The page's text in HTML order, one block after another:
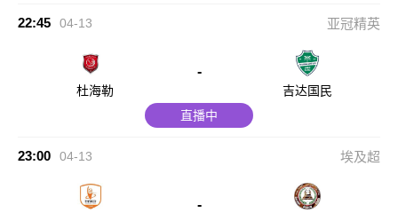
22:45 04-13 亚冠精英
杜海勒
-
吉达国民
直播中
23:00 04-13 埃及超
-